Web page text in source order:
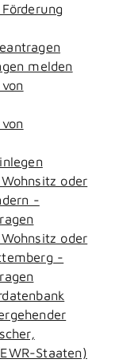
melden
oder
-
oder
-
Staaten)